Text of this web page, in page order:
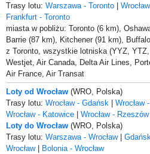
Trasy lotu: Warszawa - Toronto |
Frankfurt - Toronto
miasta w pobliżu: Toronto (6 km),
Barrie (87 km), Kitchener (91 km),
z Toronto, wszystkie lotniska (YYZ,
Westjet, Air Canada, Delta Air Lines,
Air France, Air Transat
Loty od Wrocław (WRO, Polska)
Trasy lotu: Wrocław - Gdańsk | Wrocław
Wrocław - Katowice | Wrocław - Rzeszów
Loty do Wrocław (WRO, Polska)
Trasy lotu: Warszawa - Wrocław|
Wrocław| Bolonia - Wrocław